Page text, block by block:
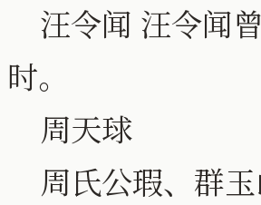
汪令闻 汪令闻
时。
周天球
周氏公瑕、群